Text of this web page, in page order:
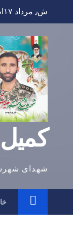
to
ش٫ مرداد ۱۷ام, ۱۴۰۵
شهدای